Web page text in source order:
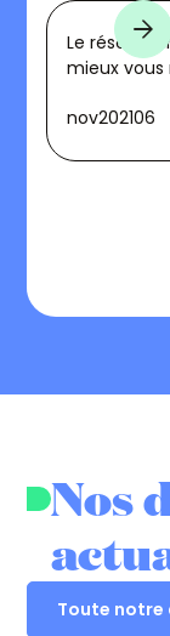
06
nov2021
Le réseau
mieux vous
Nos
Toute